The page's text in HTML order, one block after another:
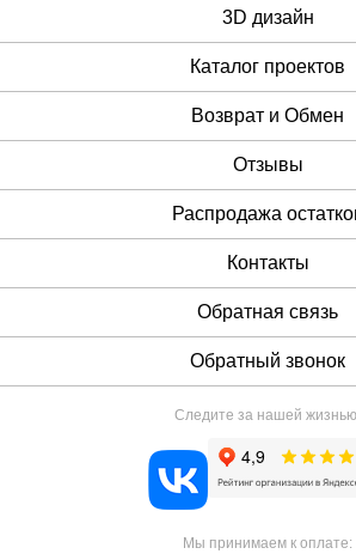
3D дизайн
Каталог проектов
Возврат и Обмен
Отзывы
Распродажа
Контакты
Обратная связь
Обратный звонок
Следите за нашей
Мы принимаем к оплате: